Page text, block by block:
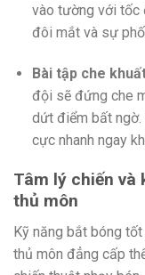
vào tường với tốc
đôi mắt và sự
Bài tập che
đội sẽ đứng che
dứt điểm bất ngờ.
cực nhanh ngay
Tâm lý chiến và
thủ môn
Kỹ năng bắt bóng
thủ môn đẳng cấp